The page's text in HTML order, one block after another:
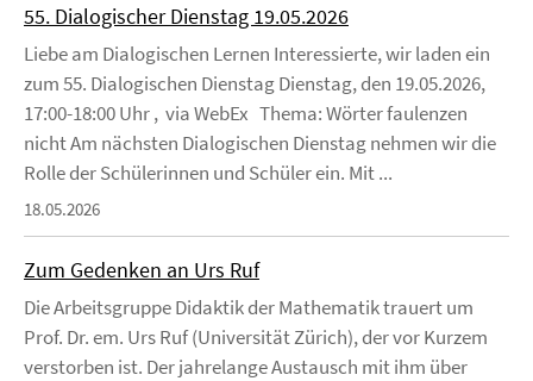
55. Dialogischer Dienstag 19.05.2026
Liebe am Dialogischen Lernen Interessierte, wir laden ein
zum 55. Dialogischen Dienstag Dienstag, den 19.05.2026,
17:00-18:00 Uhr , via WebEx Thema: Wörter faulenzen
nicht Am nächsten Dialogischen Dienstag nehmen wir die
Rolle der Schülerinnen und Schüler ein. Mit ...
18.05.2026
Zum Gedenken an Urs Ruf
Die Arbeitsgruppe Didaktik der Mathematik trauert um
Prof. Dr. em. Urs Ruf (Universität Zürich), der vor Kurzem
verstorben ist. Der jahrelange Austausch mit ihm über